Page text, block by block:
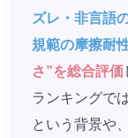
ズレ・非言語
規範の摩擦耐
さ”を総合評価
ランキングで
という背景や